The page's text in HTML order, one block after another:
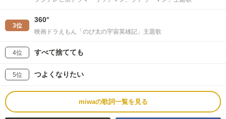
3位
360°
映画ドラえもん「のび太の宇宙英雄記」主題歌
4位 すべて捨てても
5位 つよくなりたい
miwaの歌詞一覧を見る